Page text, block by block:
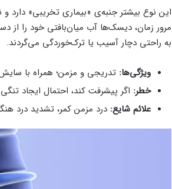
این نوع بیشتر جنبه‌ی «بیماری تخریبی»
مرور زمان، دیسک‌ها آب میان‌بافتی خود را
به راحتی دچار آسیب یا ترک‌خوردگی می‌گردند.
ویژگی‌ها: تدریجی و مزمن؛ همراه با
خطر: اگر پیشرفت کند، احتمال ایجاد
علائم شایع: درد مزمن کمر، تشدید درد